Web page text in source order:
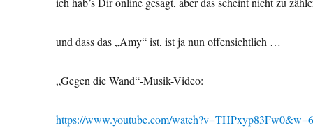
und dass das „Amy“ ist, ist ja nun offensichtlich …
„Gegen die Wand“-Musik-Video:
https://www.youtube.com/